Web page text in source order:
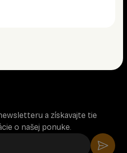
a získavajte tie
o našej ponuke.